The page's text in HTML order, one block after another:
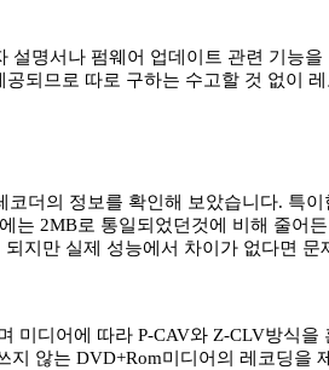
설명서나 펌웨어 업데이트 관련 기능
공되므로 따로 구하는 수고할 것 없이
코더의 정보를 확인해 보았습니다. 특
는 2MB로 통일되었던것에 비해 줄어
지만 실제 성능에서 차이가 없다면 문
미디어에 따라 P-CAV와 Z-CLV방식을
지 않는 DVD+Rom미디어의 레코딩을